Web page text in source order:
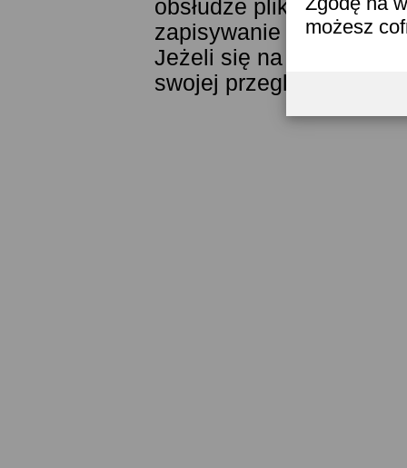
możesz
obsłudze plików
zapisywanie ich w
Jeżeli się na to nie
swojej przeglądarki.